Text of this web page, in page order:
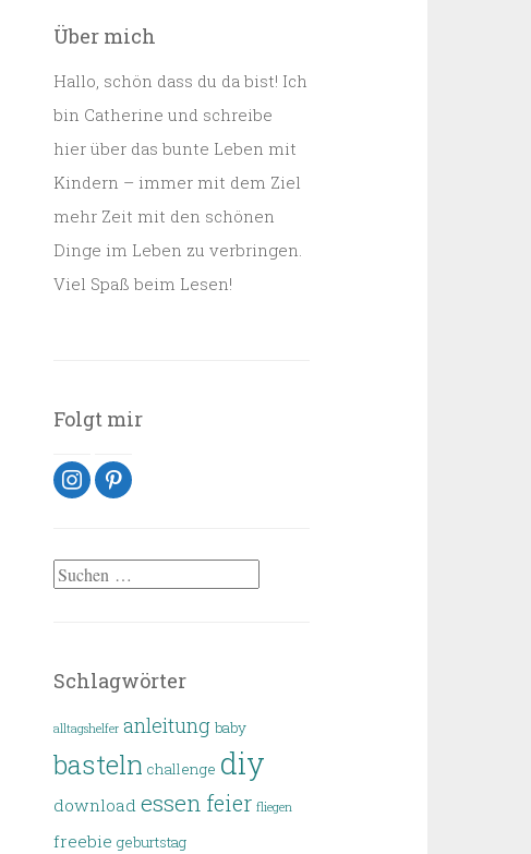
Über mich
Hallo, schön dass du da bist! Ich
bin Catherine und schreibe
hier über das bunte Leben mit
Kindern – immer mit dem Ziel
mehr Zeit mit den schönen
Dinge im Leben zu verbringen.
Viel Spaß beim Lesen!
Folgt mir
instagram
pinterest
Suchen
Schlagwörter
alltagshelfer anleitung baby
basteln challenge diy
download essen feier fliegen
freebie geburtstag